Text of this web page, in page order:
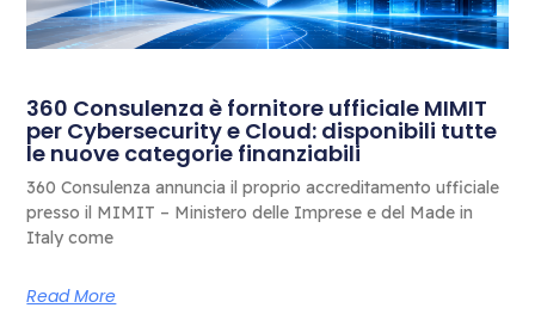
360 Consulenza è fornitore ufficiale MIMIT
per Cybersecurity e Cloud: disponibili tutte
le nuove categorie finanziabili
360 Consulenza annuncia il proprio accreditamento ufficiale
presso il MIMIT – Ministero delle Imprese e del Made in
Italy come
Read More